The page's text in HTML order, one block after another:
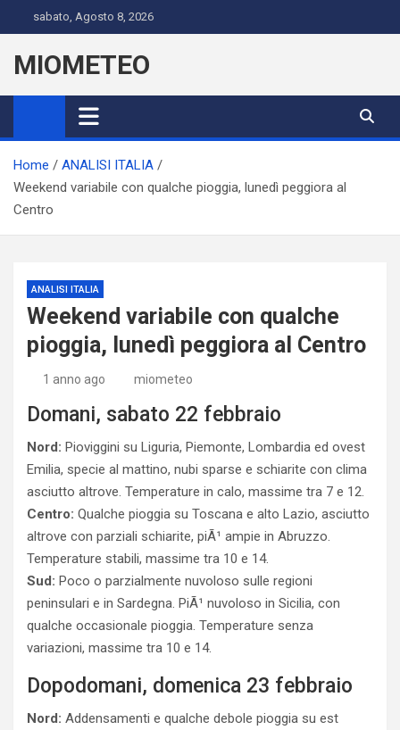
to
content
sabato, Agosto 8, 2026
MIOMETEO
Home
ANALISI ITALIA
Weekend variabile con qualche pioggia, lunedì peggiora al
Centro
ANALISI ITALIA
Weekend variabile con qualche
pioggia, lunedì peggiora al Centro
1 anno ago miometeo
Domani, sabato 22 febbraio
Nord: Pioviggini su Liguria, Piemonte, Lombardia ed ovest
Emilia, specie al mattino, nubi sparse e schiarite con clima
asciutto altrove. Temperature in calo, massime tra 7 e 12.
Centro: Qualche pioggia su Toscana e alto Lazio, asciutto
altrove con parziali schiarite, piÃ¹ ampie in Abruzzo.
Temperature stabili, massime tra 10 e 14.
Sud: Poco o parzialmente nuvoloso sulle regioni
peninsulari e in Sardegna. PiÃ¹ nuvoloso in Sicilia, con
qualche occasionale pioggia. Temperature senza
variazioni, massime tra 10 e 14.
Dopodomani, domenica 23 febbraio
Nord: Addensamenti e qualche debole pioggia su est